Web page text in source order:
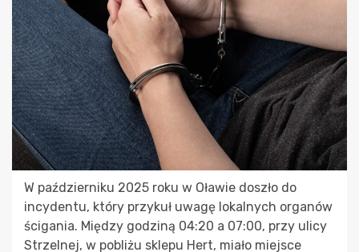
W październiku 2025 roku w Oławie doszło do
incydentu, który przykuł uwagę lokalnych organów
ścigania. Między godziną 04:20 a 07:00, przy ulicy
Strzelnej, w pobliżu sklepu Hert, miało miejsce